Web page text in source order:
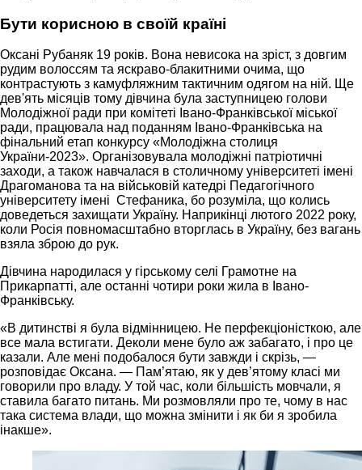
Бути корисною в своїй країні
Оксані Рубаняк 19 років. Вона невисока на зріст, з довгим
рудим волоссям та яскраво-блакитними очима, що
контрастують з камуфляжним тактичним одягом на ній. Ще
дев'ять місяців тому дівчина була заступницею голови
Молодіжної ради при комітеті Івано-Франківської міської
ради, працювала над поданням Івано-Франківська на
фінальний етап конкурсу «Молодіжна столиця
України-2023». Організовувала молодіжні патріотичні
заходи, а також навчалася в столичному університеті імені
Драгоманова та на військовій катедрі Педагогічного
університету імені Стефаника, бо розуміла, що колись
доведеться захищати Україну. Наприкінці лютого 2022 року,
коли Росія повномасштабно вторглась в Україну, без вагань
взяла зброю до рук.
Дівчина народилася у гірському селі Грамотне на
Прикарпатті, але останні чотири роки жила в Івано-
Франківську.
«В дитинстві я була відмінницею. Не перфекціоністкою, але
все мала встигати. Деколи мене було аж забагато, і про це
казали. Але мені подобалося бути завжди і скрізь, —
розповідає Оксана. — Пам’ятаю, як у дев’ятому класі ми
говорили про владу. У той час, коли більшість мовчали, я
ставила багато питань. Ми розмовляли про те, чому в нас
така система влади, що можна змінити і як би я зробила
інакше».